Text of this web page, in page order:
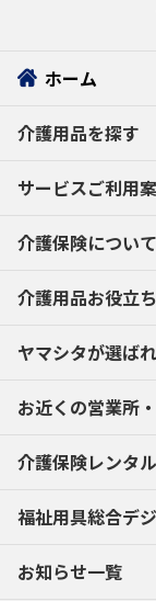
ホーム
介護用品を探す
サービスご利用
介護保険について
介護用品お役立
ヤマシタが選ば
お近くの営業所
介護保険レンタ
福祉用具総合デ
お知らせ一覧